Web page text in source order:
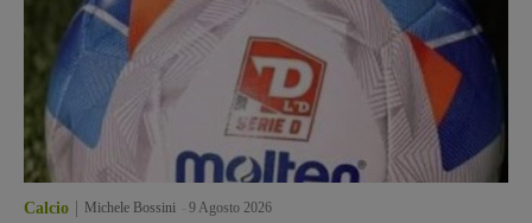
Calcio Michele Bossini 9 Agosto 2026